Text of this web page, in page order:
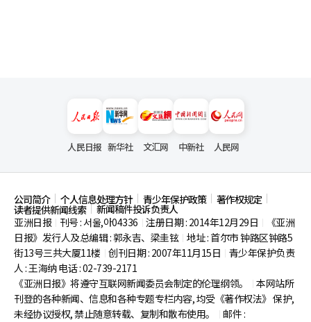
人民日报 新华社 文汇网 中新社 人民网
公司简介 个人信息处理方针 青少年保护政策 著作权规定
读者提供新闻线索
新闻稿件投诉负责人
亚洲日报
刊号 : 서울,아04336 注册日期 : 2014年12月29日
《亚洲
日报》发行人及总编辑 : 郭永吉、梁圭铉 地址 : 首尔市钟路区钟路5
街13号三共大厦11楼 创刊日期 : 2007年11月15日
青少年保护负责
人 : 王海纳 电话 : 02-739-2171
《亚洲日报》将遵守互联网新闻委员会制定的伦理纲领。
本网站所
刊登的各种新闻、信息和各种专题专栏内容, 均受《著作权法》 保护,
未经协议授权, 禁止随意转载、复制和散布使用。
邮件 :